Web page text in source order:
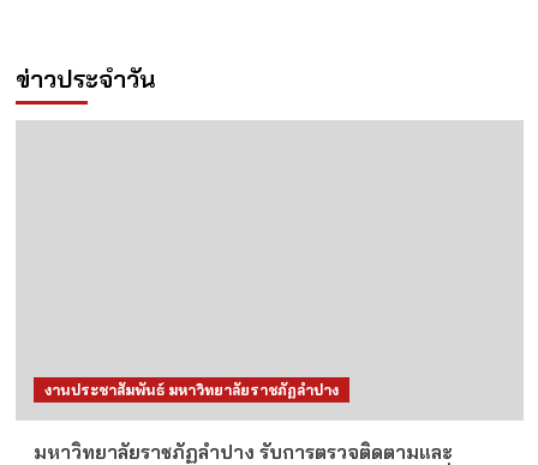
ข่าวประจำวัน
งานประชาสัมพันธ์ มหาวิทยาลัยราชภัฏลำปาง
มหาวิทยาลัยราชภัฏลำปาง รับการตรวจติดตามและ